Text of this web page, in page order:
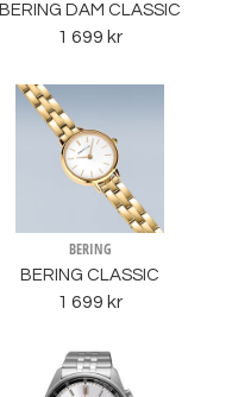
BERING DAM CLASSIC
1 699 kr
BERING
BERING CLASSIC
1 699 kr